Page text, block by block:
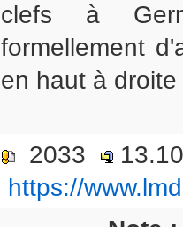
clefs à
formellement
en haut à
2033
https://